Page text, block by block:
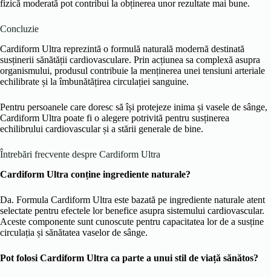
fizică moderată pot contribui la obținerea unor rezultate mai bune.
Concluzie
Cardiform Ultra reprezintă o formulă naturală modernă destinată
susținerii sănătății cardiovasculare. Prin acțiunea sa complexă asupra
organismului, produsul contribuie la menținerea unei tensiuni arteriale
echilibrate și la îmbunătățirea circulației sanguine.
Pentru persoanele care doresc să își protejeze inima și vasele de sânge,
Cardiform Ultra poate fi o alegere potrivită pentru susținerea
echilibrului cardiovascular și a stării generale de bine.
Întrebări frecvente despre Cardiform Ultra
Cardiform Ultra conține ingrediente naturale?
Da. Formula Cardiform Ultra este bazată pe ingrediente naturale atent
selectate pentru efectele lor benefice asupra sistemului cardiovascular.
Aceste componente sunt cunoscute pentru capacitatea lor de a susține
circulația și sănătatea vaselor de sânge.
Pot folosi Cardiform Ultra ca parte a unui stil de viață sănătos?